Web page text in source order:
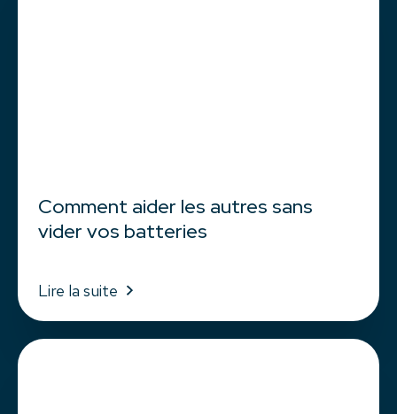
Comment aider les autres sans
vider vos batteries
Lire la suite